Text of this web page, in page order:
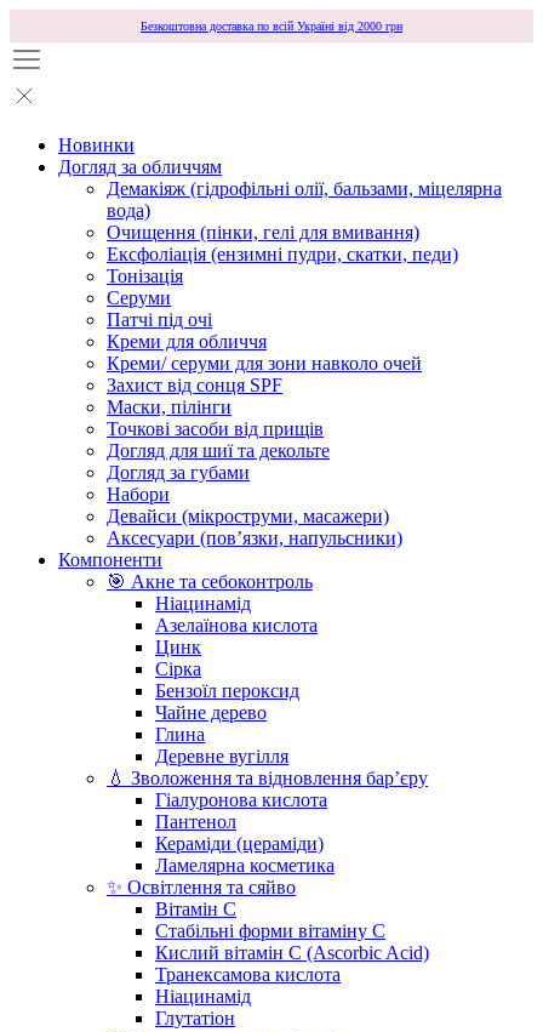
Безкоштовна доставка по всій Україні від 2000 грн
Новинки
Догляд за обличчям
Демакіяж (гідрофільні олії, бальзами, міцелярна
вода)
Очищення (пінки, гелі для вмивання)
Ексфоліація (ензимні пудри, скатки, педи)
Тонізація
Серуми
Патчі під очі
Креми для обличчя
Креми/ серуми для зони навколо очей
Захист від сонця SPF
Маски, пілінги
Точкові засоби від прищів
Догляд для шиї та декольте
Догляд за губами
Набори
Девайси (мікроструми, масажери)
Аксесуари (повʼязки, напульсники)
Компоненти
🎯 Акне та себоконтроль
Ніацинамід
Азелаїнова кислота
Цинк
Сірка
Бензоїл пероксид
Чайне дерево
Глина
Деревне вугілля
💧 Зволоження та відновлення бар’єру
Гіалуронова кислота
Пантенол
Кераміди (цераміди)
Ламелярна косметика
✨ Освітлення та сяйво
Вітамін С
Стабільні форми вітаміну С
Кислий вітамін С (Ascorbic Acid)
Транексамова кислота
Ніацинамід
Глутатіон